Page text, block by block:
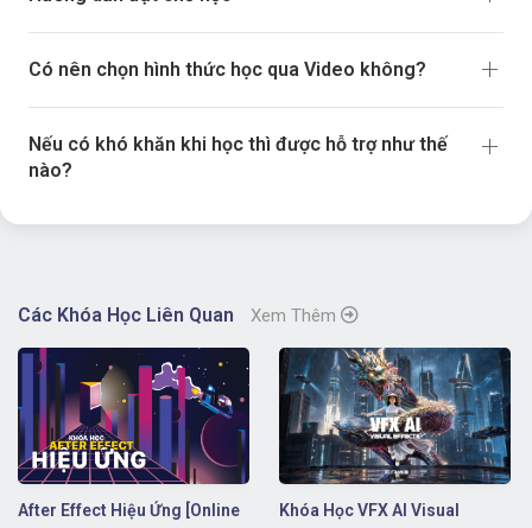
Có nên chọn hình thức học qua Video không?
Nếu có khó khăn khi học thì được hỗ trợ như thế
nào?
Các Khóa Học Liên Quan Xem Thêm
After Effect Hiệu Ứng [Online
Khóa Học VFX AI Visual